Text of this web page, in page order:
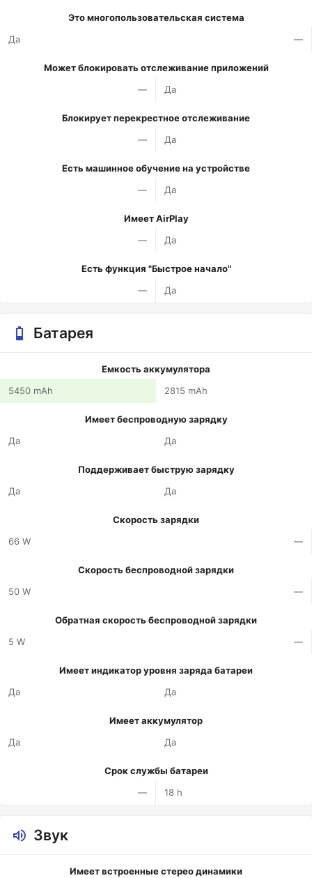
Это многопользовательская система
Да
—
Может блокировать отслеживание приложений
—
Да
Блокирует перекрестное отслеживание
—
Да
Есть машинное обучение на устройстве
—
Да
Имеет AirPlay
—
Да
Есть функция "Быстрое начало"
—
Да
Батарея
Емкость аккумулятора
5450 mAh
2815 mAh
Имеет беспроводную зарядку
Да
Да
Поддерживает быструю зарядку
Да
Да
Скорость зарядки
66 W
—
Скорость беспроводной зарядки
50 W
—
Обратная скорость беспроводной зарядки
5 W
—
Имеет индикатор уровня заряда батареи
Да
Да
Имеет аккумулятор
Да
Да
Срок службы батареи
—
18 h
Звук
Имеет встроенные стерео динамики